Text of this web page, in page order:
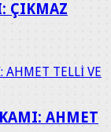
ÇIKMAZ
AHMET